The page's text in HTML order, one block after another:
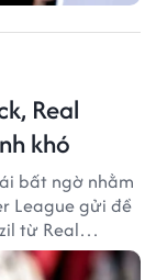
Real
khó
bất ngờ nhằm
League gửi đề
từ Real